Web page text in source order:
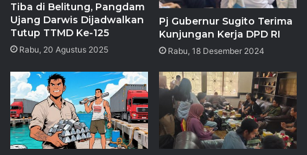
Tiba di Belitung, Pangdam
Ujang Darwis Dijadwalkan
Tutup TTMD Ke-125
Rabu, 20 Agustus 2025
Pj Gubernur Sugito Terima
Kunjungan Kerja DPD RI
Rabu, 18 Desember 2024